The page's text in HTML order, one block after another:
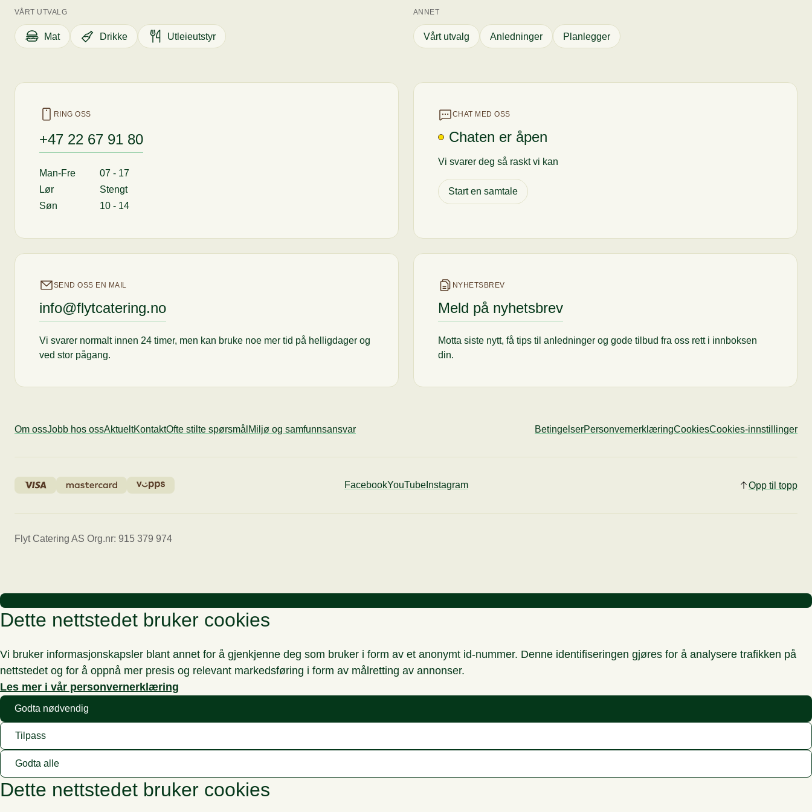
VÅRT UTVALG
Mat Drikke Utleieutstyr
ANNET
Vårt utvalg Anledninger Planlegger
RING OSS
+47 22 67 91 80
Man-Fre
07 - 17
Lør
Stengt
Søn
10 - 14
CHAT MED OSS
Chaten er åpen
Vi svarer deg så raskt vi kan
Start en samtale
SEND OSS EN MAIL
info@flytcatering.no
Vi svarer normalt innen 24 timer, men kan bruke noe mer tid på helligdager og
ved stor pågang.
NYHETSBREV
Meld på nyhetsbrev
Motta siste nytt, få tips til anledninger og gode tilbud fra oss rett i innboksen
din.
Om ossJobb hos ossAktueltKontaktOfte stilte spørsmål Miljø og samfunnsansvar BetingelserPersonvernerklæringCookiesCookies-innstillinger
FacebookYouTubeInstagram Opp til topp
Flyt Catering AS Org.nr: 915 379 974
Dette nettstedet bruker cookies
Vi bruker informasjonskapsler blant annet for å gjenkjenne deg som bruker i form av et anonymt id-nummer. Denne identifiseringen gjøres for å analysere trafikken på
nettstedet og for å oppnå mer presis og relevant markedsføring i form av målretting av annonser.
Les mer i vår personvernerklæring
Godta nødvendig
Tilpass
Godta alle
Dette nettstedet bruker cookies